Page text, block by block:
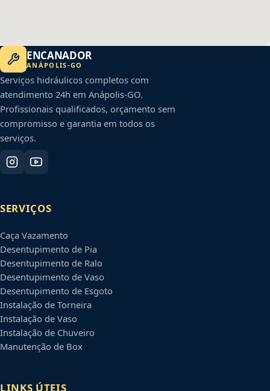
ENCANADOR
ANÁPOLIS-GO
Serviços hidráulicos completos com
atendimento 24h em Anápolis-GO.
Profissionais qualificados, orçamento sem
compromisso e garantia em todos os
serviços.
SERVIÇOS
Caça Vazamento
Desentupimento de Pia
Desentupimento de Ralo
Desentupimento de Vaso
Desentupimento de Esgoto
Instalação de Torneira
Instalação de Vaso
Instalação de Chuveiro
Manutenção de Box
LINKS ÚTEIS